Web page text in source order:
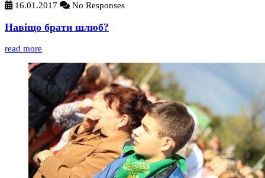
16.01.2017 No Responses
Навіщо брати шлюб?
read more